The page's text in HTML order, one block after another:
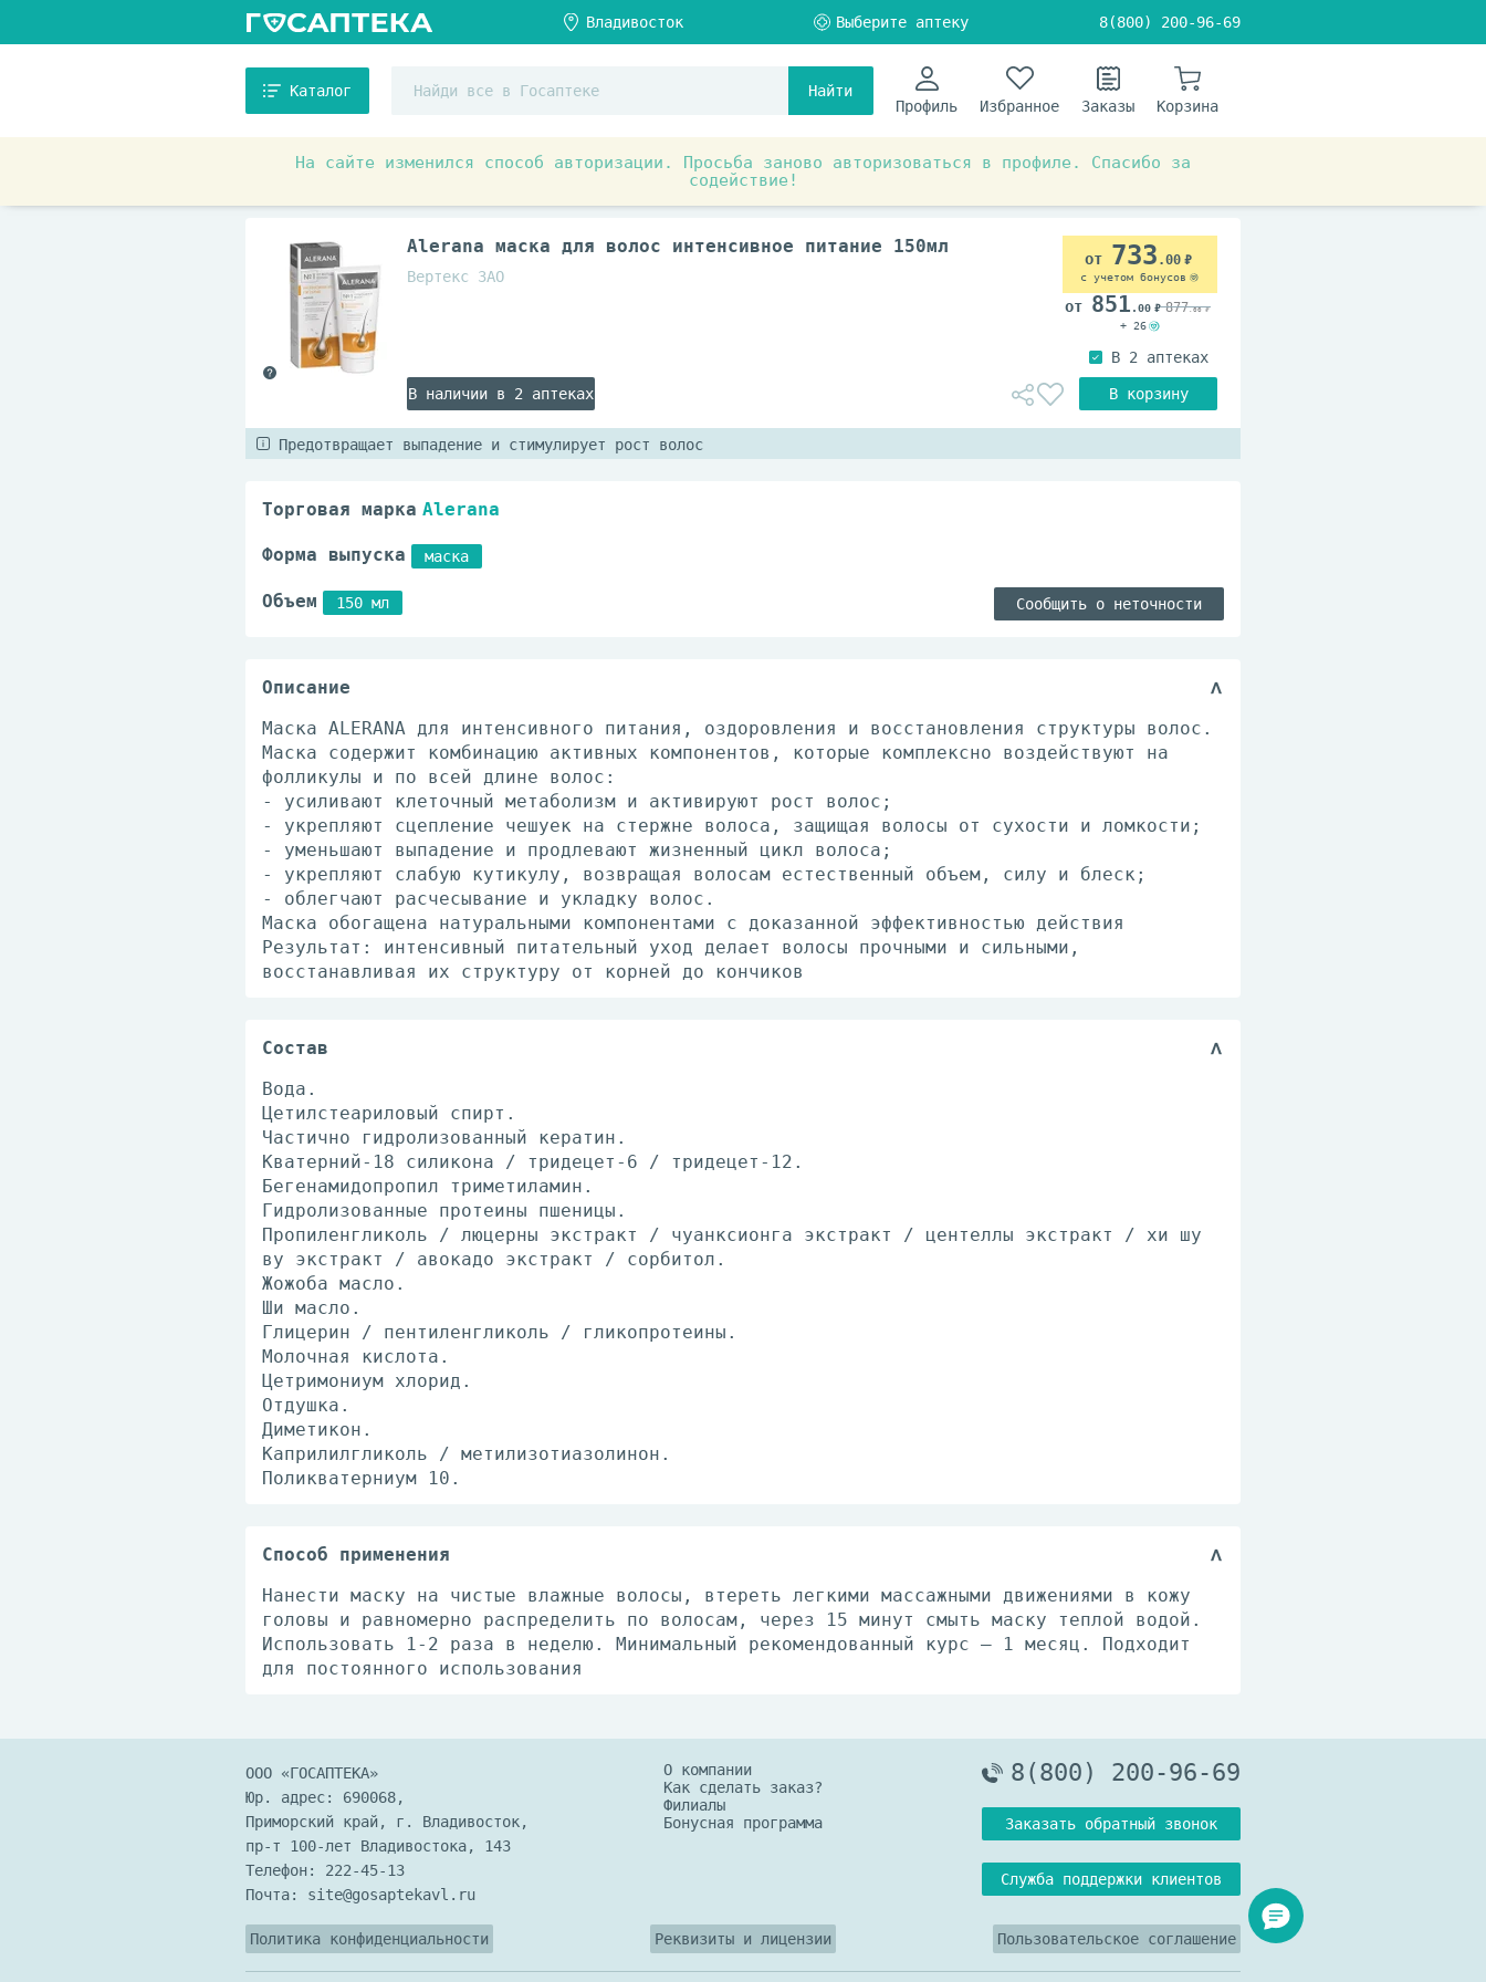
8(800) 200-96-69
Каталог
Найти
Профиль
Избранное Заказы Корзина
На сайте изменился способ авторизации. Просьба заново авторизоваться в профиле. Спасибо за
содействие!
Средства по уходу за волосами
Alerana маска для волос интенсивное питание 150мл
Вертекс ЗАО
В наличии в 2 аптеках
733 .00
с учетом бонусов
851 .00 877.00
+ 26
Предотвращает выпадение и стимулирует рост волос
Торговая марка Alerana
Форма выпуска маска
Объем 150 мл Сообщить о неточности
Описание
Маска ALERANA для интенсивного питания, оздоровления и восстановления структуры волос.
Маска содержит комбинацию активных компонентов, которые комплексно воздействуют на
фолликулы и по всей длине волос:
- усиливают клеточный метаболизм и активируют рост волос;
- укрепляют сцепление чешуек на стержне волоса, защищая волосы от сухости и ломкости;
- уменьшают выпадение и продлевают жизненный цикл волоса;
- укрепляют слабую кутикулу, возвращая волосам естественный объем, силу и блеск;
- облегчают расчесывание и укладку волос.
Маска обогащена натуральными компонентами с доказанной эффективностью действия
Результат: интенсивный питательный уход делает волосы прочными и сильными,
восстанавливая их структуру от корней до кончиков
Состав
Вода.
Цетилстеариловый спирт.
Частично гидролизованный кератин.
Кватерний-18 силикона / тридецет-6 / тридецет-12.
Бегенамидопропил триметиламин.
Гидролизованные протеины пшеницы.
Пропиленгликоль / люцерны экстракт / чуанксионга экстракт / центеллы экстракт / хи шу
ву экстракт / авокадо экстракт / сорбитол.
Жожоба масло.
Ши масло.
Глицерин / пентиленгликоль / гликопротеины.
Молочная кислота.
Цетримониум хлорид.
Отдушка.
Диметикон.
Каприлилгликоль / метилизотиазолинон.
Поликватерниум 10.
Способ применения
Нанести маску на чистые влажные волосы, втереть легкими массажными движениями в кожу
головы и равномерно распределить по волосам, через 15 минут смыть маску теплой водой.
Использовать 1-2 раза в неделю. Минимальный рекомендованный курс – 1 месяц. Подходит
для постоянного использования
ООО «ГОСАПТЕКА»
Юр. адрес: 690068,
Приморский край, г. Владивосток,
пр-т 100-лет Владивостока, 143
Телефон: 222-45-13
Почта: site@gosaptekavl.ru
О компании
Как сделать заказ?
Филиалы
Бонусная программа
8(800) 200-96-69
Заказать обратный звонок
Служба поддержки клиентов
Политика конфиденциальности Реквизиты и лицензии Пользовательское соглашение